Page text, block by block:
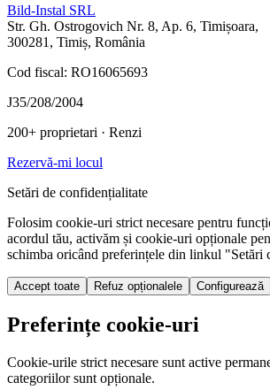
Bild-Instal SRL
Str. Gh. Ostrogovich Nr. 8, Ap. 6, Timișoara,
300281, Timiș, România
Cod fiscal: RO16065693
J35/208/2004
200+ proprietari · Renzi
Rezervă-mi locul
Setări de confidențialitate
Folosim cookie-uri strict necesare pentru
acordul tău, activăm și cookie-uri opționale
schimba oricând preferințele din linkul "Setări
Accept toate Refuz opționalele Configurează
Preferințe cookie-uri
Cookie-urile strict necesare sunt active
categoriilor sunt opționale.